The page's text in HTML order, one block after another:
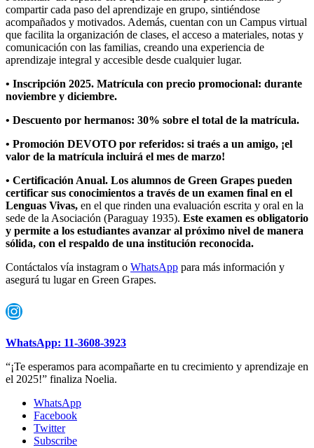
compartir cada paso del aprendizaje en grupo, sintiéndose
acompañados y motivados. Además, cuentan con un Campus virtual
que facilita la organización de clases, el acceso a materiales, notas y
comunicación con las familias, creando una experiencia de
aprendizaje integral y accesible desde cualquier lugar.
• Inscripción 2025. Matrícula con precio promocional: durante
noviembre y diciembre.
• Descuento por hermanos: 30% sobre el total de la matrícula.
• Promoción DEVOTO por referidos: si traés a un amigo, ¡el
valor de la matrícula incluirá el mes de marzo!
• Certificación Anual. Los alumnos de Green Grapes pueden
certificar sus conocimientos a través de un examen final en el
Lenguas Vivas, en el que rinden una evaluación escrita y oral en la
sede de la Asociación (Paraguay 1935). Este examen es obligatorio
y permite a los estudiantes avanzar al próximo nivel de manera
sólida, con el respaldo de una institución reconocida.
Contáctalos vía instagram o WhatsApp para más información y
asegurá tu lugar en Green Grapes.
Instagram
WhatsApp: 11-3608-3923
“¡Te esperamos para acompañarte en tu crecimiento y aprendizaje en
el 2025!” finaliza Noelia.
WhatsApp
Facebook
Twitter
Subscribe